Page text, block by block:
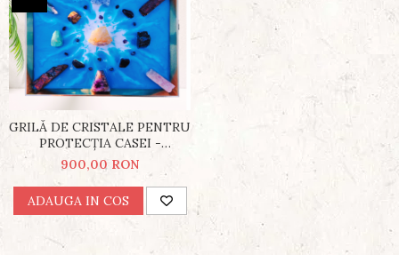
GRILĂ DE CRISTALE PENTRU
PROTECȚIA CASEI -
PRELUCRATĂ DE
ALEXANDRU RĂDUCANU -
CU 25 CENTRII ENERGETICI
- 27X37CM
900,00 RON
ADAUGA IN COS